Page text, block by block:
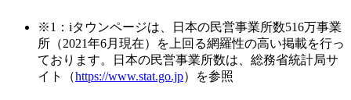
※1：iタウンページは、日本の民営事業所数516万事業
所（2021年6月現在）を上回る網羅性の高い掲載を行っ
ております。日本の民営事業所数は、総務省統計局サ
イト（https://www.stat.go.jp）を参照